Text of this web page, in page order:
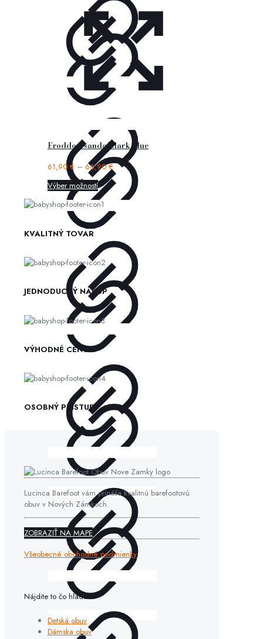
Froddo – sandal dark blue
61,90 € – 66,90€
Výber možností
KVALITNÝ TOVAR
JEDNODUCHÝ NÁKUP
VÝHODNÉ CENY
OSOBNÝ PRÍSTUP
Lucinca Barefoot vám prináša kvalitnú barefootovú
obuv v Nových Zámkoch.
ZOBRAZIŤ NA MAPE
Všeobecné obchodné podmienky
Nájdite to čo hľadáte
Detská obuv
Dámska obuv